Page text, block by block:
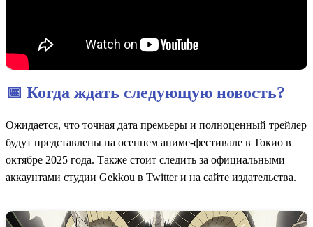
📅 Когда ждать следующую новость?
Ожидается, что точная дата премьеры и полноценный трейлер
будут представлены на осеннем аниме-фестивале в Токио в
октябре 2025 года. Также стоит следить за официальными
аккаунтами студии Gekkou в Twitter и на сайте издательства.